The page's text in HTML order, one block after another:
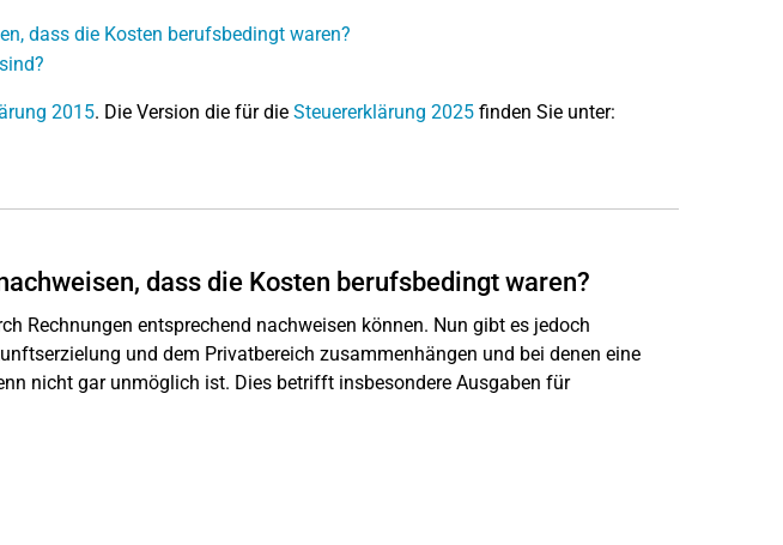
dass die Kosten berufsbedingt waren?
2015. Die Version die für die Steuererklärung 2025finden Sie unter:
dass die Kosten berufsbedingt waren?
Rechnungen entsprechend nachweisen können. Nun gibt es jedoch
und dem Privatbereich zusammenhängen und bei denen eine
nicht gar unmöglich ist. Dies betrifft insbesondere Ausgaben für